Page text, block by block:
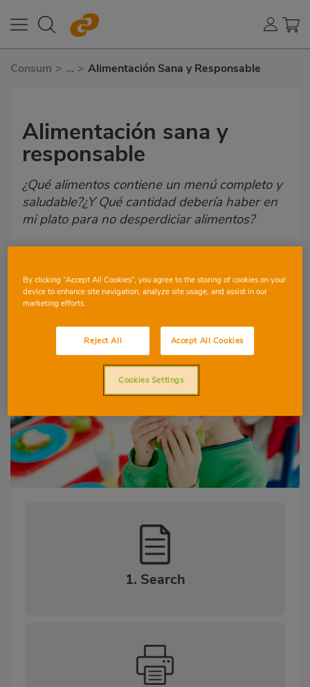
Consum > ... > Alimentación Sana y Responsable
Alimentación sana y
responsable
¿Qué alimentos contiene un menú completo y
saludable?¿Y Qué cantidad debería haber en
mi plato para no desperdiciar alimentos?
CLASSROOM ACTIVITY SEE ALL
7-8 YEARS
LANGUAGE SKILLS
1. Search
By clicking “Accept All Cookies”, you agree to the storing of cookies on your
device to enhance site navigation, analyze site usage, and assist in our
marketing efforts.
Reject All Accept All Cookies
Cookies Settings